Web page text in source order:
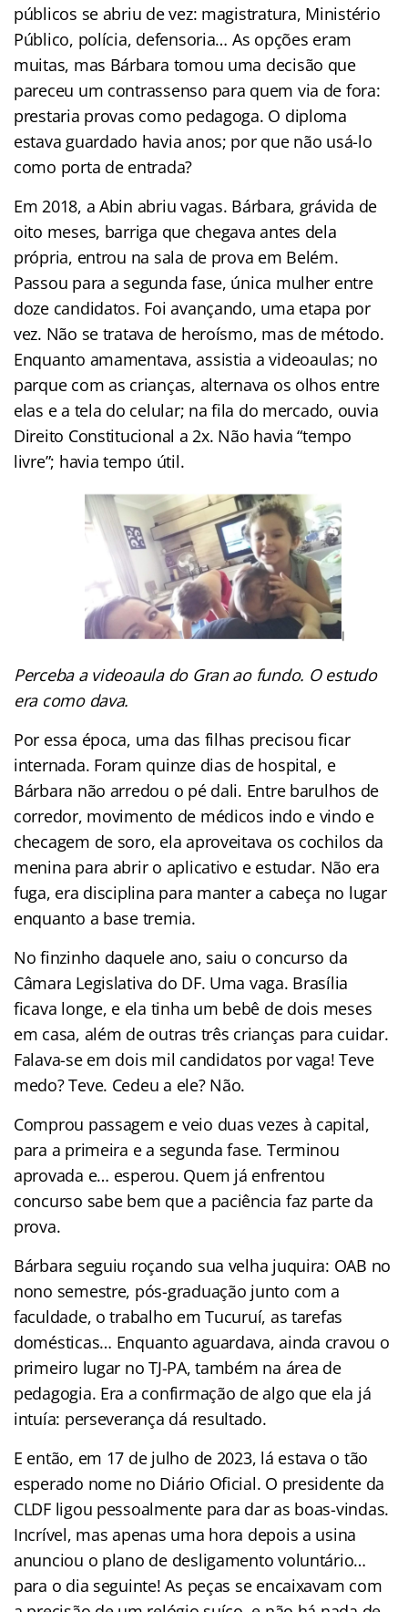
públicos se abriu de vez: magistratura, Ministério
Público, polícia, defensoria… As opções eram
muitas, mas Bárbara tomou uma decisão que
pareceu um contrassenso para quem via de fora:
prestaria provas como pedagoga. O diploma
estava guardado havia anos; por que não usá-lo
como porta de entrada?
Em 2018, a Abin abriu vagas. Bárbara, grávida de
oito meses, barriga que chegava antes dela
própria, entrou na sala de prova em Belém.
Passou para a segunda fase, única mulher entre
doze candidatos. Foi avançando, uma etapa por
vez. Não se tratava de heroísmo, mas de método.
Enquanto amamentava, assistia a videoaulas; no
parque com as crianças, alternava os olhos entre
elas e a tela do celular; na fila do mercado, ouvia
Direito Constitucional a 2x. Não havia “tempo
livre”; havia tempo útil.
Perceba a videoaula do Gran ao fundo. O estudo
era como dava.
Por essa época, uma das filhas precisou ficar
internada. Foram quinze dias de hospital, e
Bárbara não arredou o pé dali. Entre barulhos de
corredor, movimento de médicos indo e vindo e
checagem de soro, ela aproveitava os cochilos da
menina para abrir o aplicativo e estudar. Não era
fuga, era disciplina para manter a cabeça no lugar
enquanto a base tremia.
No finzinho daquele ano, saiu o concurso da
Câmara Legislativa do DF. Uma vaga. Brasília
ficava longe, e ela tinha um bebê de dois meses
em casa, além de outras três crianças para cuidar.
Falava-se em dois mil candidatos por vaga! Teve
medo? Teve. Cedeu a ele? Não.
Comprou passagem e veio duas vezes à capital,
para a primeira e a segunda fase. Terminou
aprovada e… esperou. Quem já enfrentou
concurso sabe bem que a paciência faz parte da
prova.
Bárbara seguiu roçando sua velha juquira: OAB no
nono semestre, pós-graduação junto com a
faculdade, o trabalho em Tucuruí, as tarefas
domésticas… Enquanto aguardava, ainda cravou o
primeiro lugar no TJ-PA, também na área de
pedagogia. Era a confirmação de algo que ela já
intuía: perseverança dá resultado.
E então, em 17 de julho de 2023, lá estava o tão
esperado nome no Diário Oficial. O presidente da
CLDF ligou pessoalmente para dar as boas-vindas.
Incrível, mas apenas uma hora depois a usina
anunciou o plano de desligamento voluntário…
para o dia seguinte! As peças se encaixavam com